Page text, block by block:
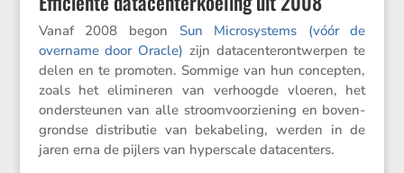
Vanaf 2008 begon Sun Micro­sys­tems (vóór de
overname door Oracle) zijn datacen­ter­ont­werpen te
delen en te promoten. Sommige van hun concepten,
zoals het elimi­neren van verhoogde vloeren, het
onder­steunen van alle stroom­voor­zie­ning en boven­
grondse distri­butie van bekabe­ling, werden in de
jaren erna de pijlers van hypers­cale datacenters.